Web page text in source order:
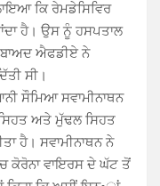
ਕਿ ਰੇਮਡੇਸਿਵਿਰ
ਹੈ। ਉਸ ਨੂੰ ਹਸਪਤਾਲ
ਐਫਡੀਏ ਨੇ
ਸੀ।
ਸੌਮਿਆ ਸਵਾਮੀਨਾਥਨ
ਸਿਹਤ ਅਤੇ ਮੁੱਢਲ ਸਿਹਤ
ਹੈ। ਸਵਾਮੀਨਾਥਨ ਨੇ
ਕੋਰੋਨਾ ਵਾਇਰਸ ਦੇ ਘੱਟ ਤੋਂ